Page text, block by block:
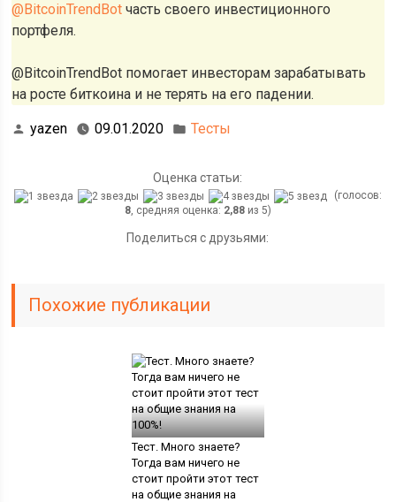
@BitcoinTrendBot часть своего инвестиционного
портфеля.
@BitcoinTrendBot помогает инвесторам зарабатывать
на росте биткоина и не терять на его падении.
yazen 09.01.2020 Тесты
Оценка статьи:
(голосов:
8, средняя оценка: 2,88из 5)
Поделиться с друзьями:
Похожие публикации
Тест. Много знаете?
Тогда вам ничего не
стоит пройти этот тест
на общие знания на